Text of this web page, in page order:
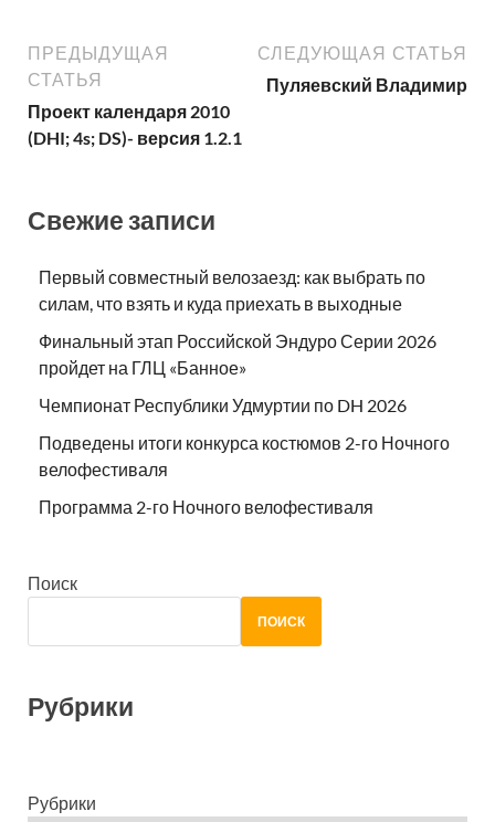
ПРЕДЫДУЩАЯ
СТАТЬЯ
Проект календаря 2010
(DHI; 4s; DS)- версия 1.2.1
СЛЕДУЮЩАЯ СТАТЬЯ
Пуляевский Владимир
Свежие записи
Первый совместный велозаезд: как выбрать по
силам, что взять и куда приехать в выходные
Финальный этап Российской Эндуро Серии 2026
пройдет на ГЛЦ «Банное»
Чемпионат Республики Удмуртии по DH 2026
Подведены итоги конкурса костюмов 2-го Ночного
велофестиваля
Программа 2-го Ночного велофестиваля
Поиск
ПОИСК
Рубрики
Рубрики